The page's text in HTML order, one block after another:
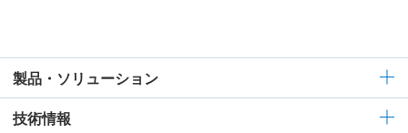
製品・ソリューション
技術情報